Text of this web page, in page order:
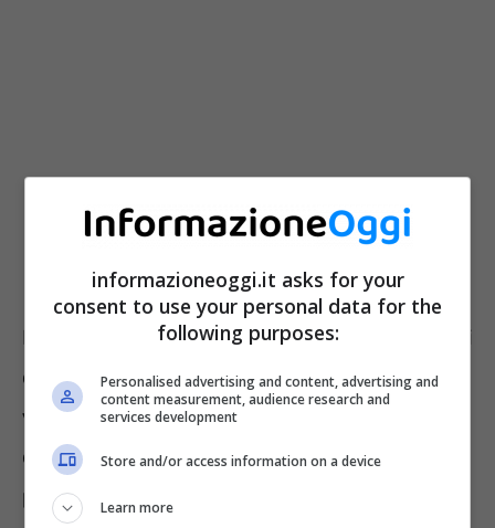
Ma come si fa a stabilire la cura ed i dispositivi
da erogare al paziente?Tale valutazione
viene eseguita dal medico
questo caso dal diabetologo che sia esso
pubblico o convenzionato; se invece si tratta
informazioneoggi.it asks for your
consent to use your personal data for the
following purposes:
Personalised advertising and content, advertising and
content measurement, audience research and
services development
Store and/or access information on a device
Learn more